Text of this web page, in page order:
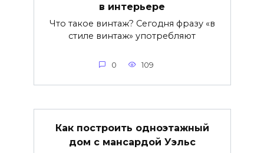
в интерьере
Что такое винтаж? Сегодня фразу «в
стиле винтаж» употребляют
0 109
Как построить одноэтажный
дом с мансардой Уэльс